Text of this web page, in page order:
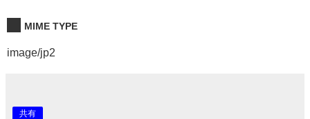
MIME TYPE
image/jp2
共有